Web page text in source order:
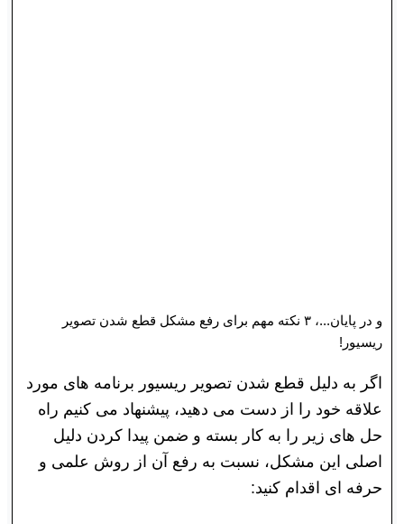
و در پایان...، ۳ نکته مهم برای رفع مشکل قطع شدن تصویر
ریسیور!
اگر به دلیل قطع شدن تصویر ریسیور برنامه های مورد
علاقه خود را از دست می دهید، پیشنهاد می کنیم راه
حل های زیر را به کار بسته و ضمن پیدا کردن دلیل
اصلی این مشکل، نسبت به رفع آن از روش علمی و
حرفه ای اقدام کنید: